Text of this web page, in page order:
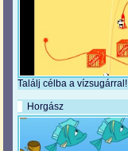
Találj célba a vízsugárral!
Horgász